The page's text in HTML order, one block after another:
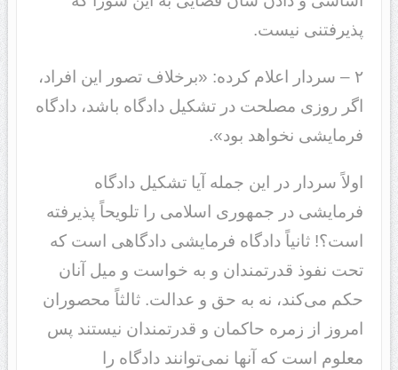
پذیرفتنی نیست.
۲ – سردار اعلام کرده: «برخلاف تصور این افراد،
اگر روزی مصلحت در تشکیل دادگاه باشد، دادگاه
فرمایشی نخواهد بود».
اولاً سردار در این جمله آیا تشکیل دادگاه
فرمایشی در جمهوری اسلامی را تلویحاً پذیرفته
است؟! ثانیاً دادگاه فرمایشی دادگاهی است که
تحت نفوذ قدرتمندان و به خواست و میل آنان
حکم می‌کند، نه به حق و عدالت. ثالثاً محصوران
امروز از زمره حاکمان و قدرتمندان نیستند پس
معلوم است که آنها نمی‌توانند دادگاه را